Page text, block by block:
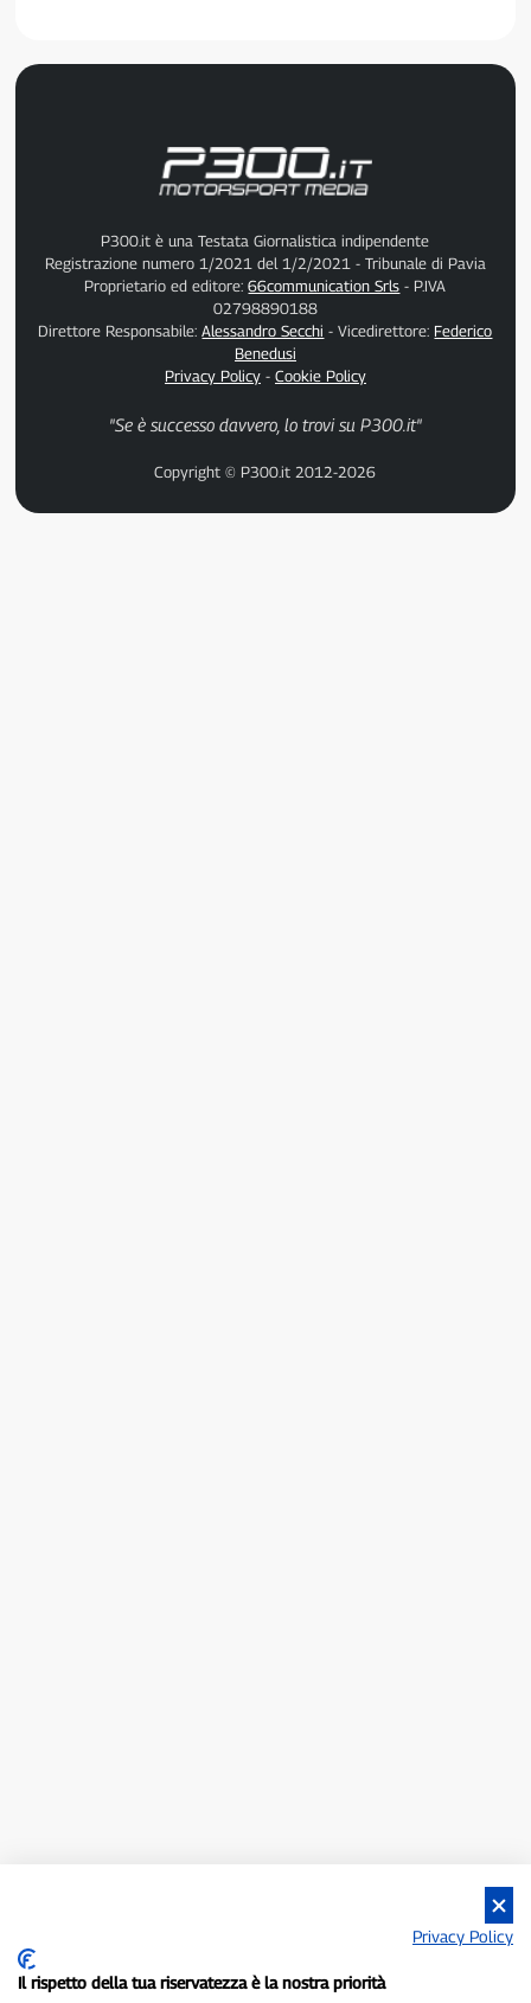
P300.it è una Testata Giornalistica indipendente
Registrazione numero 1/2021 del 1/2/2021 - Tribunale di Pavia
Proprietario ed editore:66communication Srls - P.IVA
02798890188
Direttore Responsabile:Alessandro Secchi - Vicedirettore: Federico
Benedusi
Privacy Policy- Cookie Policy
"Se è successo davvero, lo trovi su P300.it"
Copyright © P300.it 2012-2026
Privacy Policy
Il rispetto della tua riservatezza è la nostra priorità